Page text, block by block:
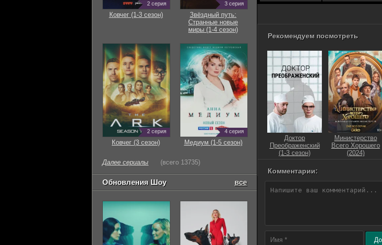
Рекомендуем посмотреть
Доктор
Преображенский
(1-3 сезон)
Министерство
Всего Хорошего
(2024)
Комментарии:
2 серия
Ковчег (1-3 сезон)
3 серия
Звёздный путь:
Странные новые
миры (1-4 сезон)
2 серия
Ковчег (3 сезон)
4 серия
Медиум (1-5 сезон)
Далее сериалы (всего 13735)
Обновления Шоу все